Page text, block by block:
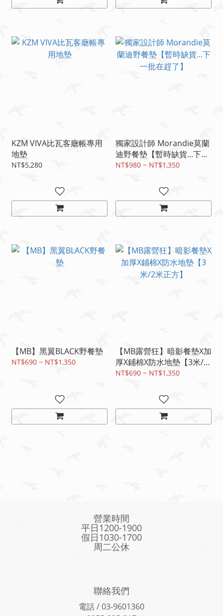
KZM VIVA比瓦客廰帳專用
地墊
NT$5,280
獨家設計師 Morandie莫蘭
迪野餐墊【暫時缺貨...下一
批在趕了】
NT$980 ~ NT$1,350
【MB】黑翼BLACK野餐墊
NT$690 ~ NT$1,350
【MB露營狂】暗影餐墊X加
厚X鋪棉X防水地墊【3米/2
米正方】
NT$690 ~ NT$1,350
營業時間
平日1200-1900
假日1030-1700
周二公休
聯絡我們
電話 / 03-9601360